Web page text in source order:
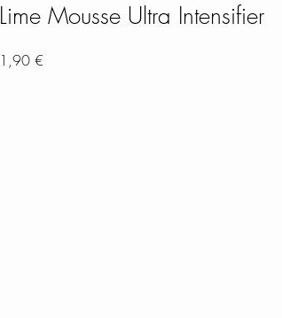
Lime Mousse Ultra Intensifier
1,90 €